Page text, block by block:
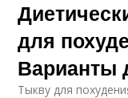
для
Варианты
Тыкву для